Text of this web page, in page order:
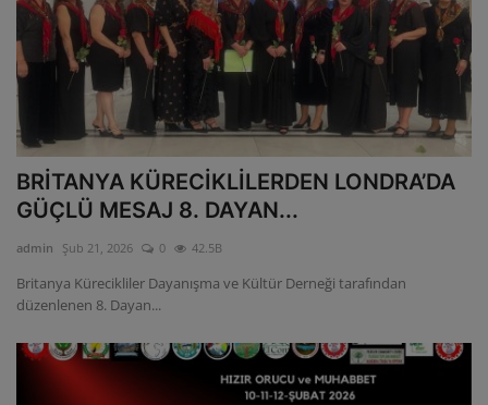
BRİTANYA KÜRECİKLİLERDEN LONDRA’DA
GÜÇLÜ MESAJ 8. DAYAN...
admin Şub 21, 2026 0 42.5B
Britanya Kürecikliler Dayanışma ve Kültür Derneği tarafından
düzenlenen 8. Dayan...